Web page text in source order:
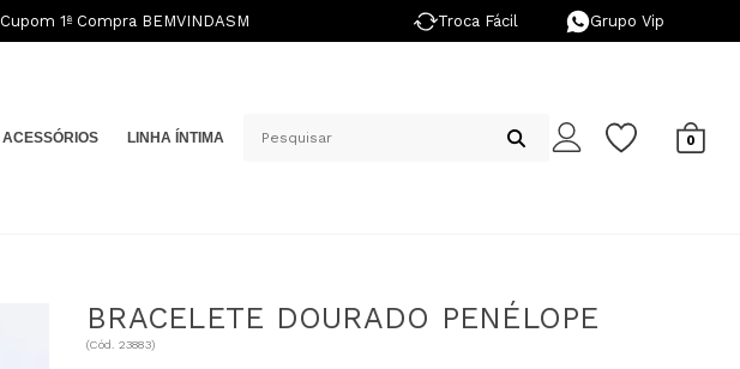
Cupom 1ª Compra BEMVINDASM Troca Fácil Grupo Vip
ACESSÓRIOS LINHA ÍNTIMA 0
BRACELETE DOURADO PENÉLOPE
(Cód. 23883)